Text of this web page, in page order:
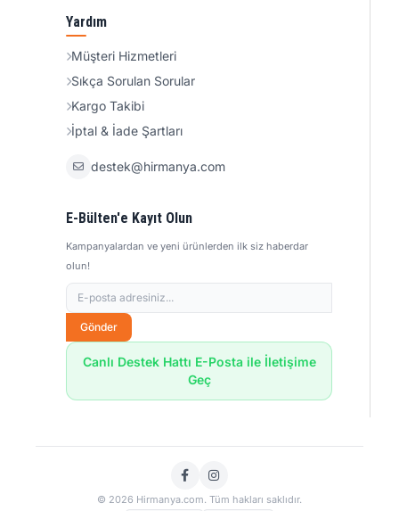
Yardım
Müşteri Hizmetleri
Sıkça Sorulan Sorular
Kargo Takibi
İptal & İade Şartları
destek@hirmanya.com
E-Bülten'e Kayıt Olun
Kampanyalardan ve yeni ürünlerden ilk siz haberdar
olun!
Gönder
Canlı Destek Hattı E-Posta ile İletişime
Geç
© 2026 Hirmanya.com. Tüm hakları saklıdır.